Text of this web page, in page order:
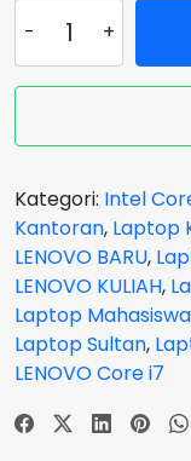
Laptop
LENOVO
FLEX
OLED
Flip
TouchScreen
Core
i7
1355U
RAM
16
GB
Kategori: Intel
Kantoran, Laptop
LENOVO BARU,
LENOVO KULIAH,
Laptop
Laptop Sultan,
LENOVO Core i7